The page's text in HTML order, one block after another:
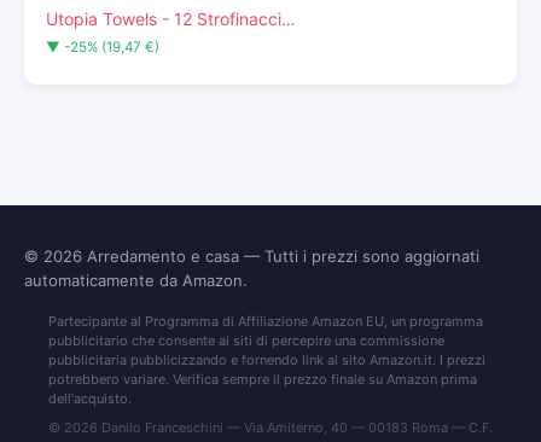
Utopia Towels - 12 Strofinacci…
▼ -25% (19,47 €)
© 2026 Arredamento e casa — Tutti i prezzi sono aggiornati
automaticamente da Amazon.
Partecipante al Programma di Affiliazione Amazon EU, un programma
pubblicitario che consente ai siti di percepire una commissione
pubblicitaria pubblicizzando e fornendo link al sito Amazon.it. I prezzi
potrebbero variare. Verifica sempre il prezzo finale su Amazon prima
dell'acquisto.
© 2026 Danilo Franceschini — Via Amiterno, 40 — 00183 Roma — C.F.